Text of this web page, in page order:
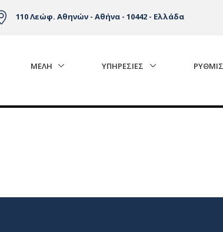
110 Λεώφ. Αθηνών - Αθήνα - 10442 - Ελλάδα
ΜΕΛΗ ΥΠΗΡΕΣΙΕΣ